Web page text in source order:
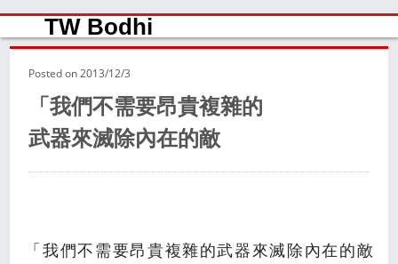
TW Bodhi
Posted on2013/12/3
「我們不需要昂貴複雜的
武器來滅除內在的敵
「我們不需要昂貴複雜的武器來滅除內在的敵